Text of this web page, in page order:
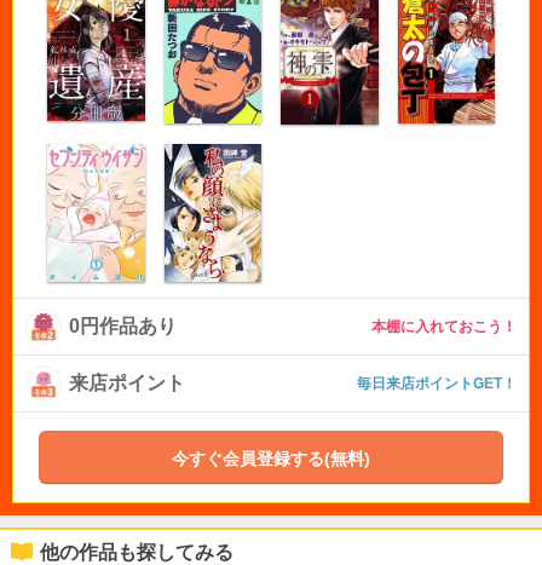
0円作品あり 本棚に入れておこう！
来店ポイント 毎日来店ポイントGET！
今すぐ会員登録する(無料)
他の作品も探してみる